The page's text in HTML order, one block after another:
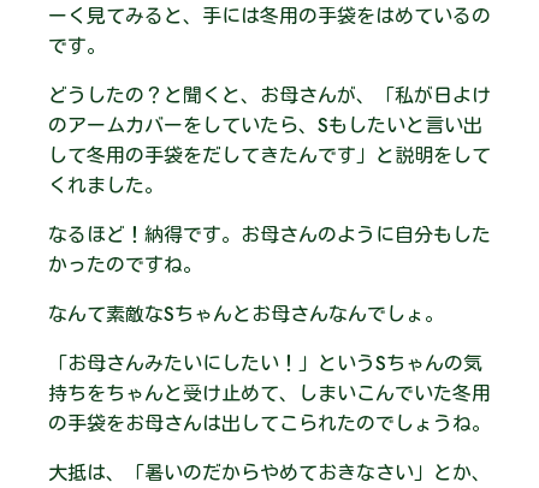
ーく見てみると、手には冬用の手袋をはめているの
です。
どうしたの？と聞くと、お母さんが、「私が日よけ
のアームカバーをしていたら、Sもしたいと言い出
して冬用の手袋をだしてきたんです」と説明をして
くれました。
なるほど！納得です。お母さんのように自分もした
かったのですね。
なんて素敵なSちゃんとお母さんなんでしょ。
「お母さんみたいにしたい！」というSちゃんの気
持ちをちゃんと受け止めて、しまいこんでいた冬用
の手袋をお母さんは出してこられたのでしょうね。
大抵は、「暑いのだからやめておきなさい」とか、